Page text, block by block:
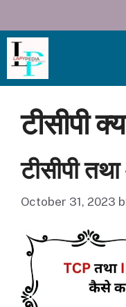
content
टीसीपी
टीसीपी
October 31, 2023